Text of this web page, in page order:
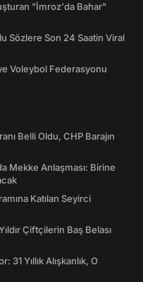
"İmroz'da Bahar"
Sözlere Son 24 Saatin Viral
Voleybol Federasyonu
Belli Oldu, CHP Barajın
Mekke Anlaşması: Birine
Katılan Seyirci
Çiftçilerin Baş Belası
Yıllık Alışkanlık, O